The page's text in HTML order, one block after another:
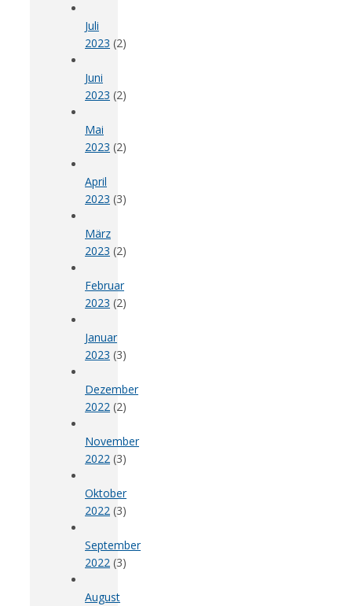
Juli
2023 (2)
Juni
2023 (2)
Mai
2023 (2)
April
2023 (3)
März
2023 (2)
Februar
2023 (2)
Januar
2023 (3)
Dezember
2022 (2)
November
2022 (3)
Oktober
2022 (3)
September
2022 (3)
August